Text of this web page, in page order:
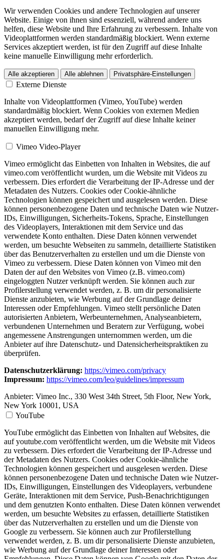
Wir verwenden Cookies und andere Technologien auf unserer
Website. Einige von ihnen sind essenziell, während andere uns
helfen, diese Website und Ihre Erfahrung zu verbessern. Inhalte von
Videoplattformen werden standardmäßig blockiert. Wenn externe
Services akzeptiert werden, ist für den Zugriff auf diese Inhalte
keine manuelle Einwilligung mehr erforderlich.
Alle akzeptieren Alle ablehnen Privatsphäre-Einstellungen
Externe Dienste
Inhalte von Videoplattformen (Vimeo, YouTube) werden
standardmäßig blockiert. Wenn Cookies von externen Medien
akzeptiert werden, bedarf der Zugriff auf diese Inhalte keiner
manuellen Einwilligung mehr.
Vimeo Video-Player
Vimeo ermöglicht das Einbetten von Inhalten in Websites, die auf
vimeo.com veröffentlicht wurden, um die Website mit Videos zu
verbessern. Dies erfordert die Verarbeitung der IP-Adresse und der
Metadaten des Nutzers. Cookies oder Cookie-ähnliche
Technologien können gespeichert und ausgelesen werden. Diese
können personenbezogene Daten und technische Daten wie Nutzer-
IDs, Einwilligungen, Sicherheits-Tokens, Sprache, Einstellungen
des Videoplayers, Interaktionen mit dem Service und das
verwendete Konto enthalten. Diese Daten können verwendet
werden, um besuchte Webseiten zu sammeln, detaillierte Statistiken
über das Benutzerverhalten zu erstellen und um die Dienste von
Vimeo zu verbessern. Diese Daten können von Vimeo mit den
Daten der auf den Websites von Vimeo (z.B. vimeo.com)
eingeloggten Nutzer verknüpft werden. Sie können auch zur
Profilerstellung verwendet werden, z. B. um dir personalisierte
Dienste anzubieten, wie Werbung auf der Grundlage deiner
Interessen oder Empfehlungen. Vimeo stellt persönliche Daten
autorisierten Anbietern, Werbeunternehmen, Analyseanbietern,
verbundenen Unternehmen und Beratern zur Verfügung, wobei
angemessene Anstrengungen unternommen werden, um die
Anbieter auf ihre Datenschutz- und Datensicherheitspraktiken zu
überprüfen.
Datenschutzerklärung: https://vimeo.com/privacy
Impressum: https://vimeo.com/leo/guidelines/impressum
Anbieter: Vimeo Inc., 330 West 34th Street, 5th Floor, New York,
New York 10001, USA
YouTube
YouTube ermöglicht das Einbetten von Inhalten auf Websites, die
auf youtube.com veröffentlicht werden, um die Website mit Videos
zu verbessern. Dies erfordert die Verarbeitung der IP-Adresse und
der Metadaten des Nutzers. Cookies oder Cookie-ähnliche
Technologien können gespeichert und ausgelesen werden. Diese
können personenbezogene Daten und technische Daten wie Nutzer-
IDs, Einwilligungen, Einstellungen des Videoplayers, verbundene
Geräte, Interaktionen mit dem Service, Push-Benachrichtigungen
und dem genutzten Konto enthalten. Diese Daten können verwendet
werden, um besuchte Websites zu erfassen, detaillierte Statistiken
über das Nutzerverhalten zu erstellen und um die Dienste von
Google zu verbessern. Sie können auch zur Profilerstellung
verwendet werden, z. B. um dir personalisierte Dienste anzubieten,
wie Werbung auf der Grundlage deiner Interessen oder